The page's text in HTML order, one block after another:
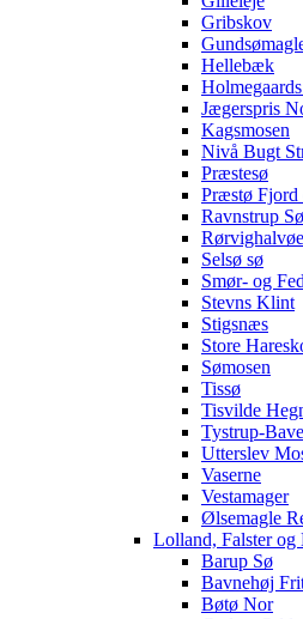
Gribskov
Hellebæk
Jægerspris
Kagsmosen
Nivå Bugt
Præstesø
Præstø Fjord
Ravnstrup Sø
Selsø sø
Smør- og
Stevns Klint
Stigsnæs
Store
Sømosen
Tissø
Tisvilde
Tystrup-
Utterslev
Vaserne
Vestamager
Ølsemagle
Lolland, Falster og
Barup Sø
Bavnehøj
Bøtø Nor